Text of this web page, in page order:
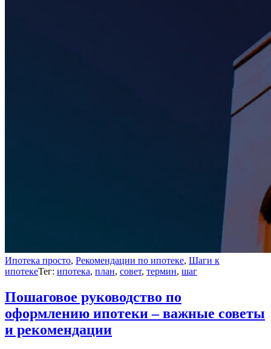
Ипотека просто, Рекомендации по ипотеке, Шаги к
ипотекеТег: ипотека, план, совет, термин, шаг
Пошаговое руководство по
оформлению ипотеки – важные советы
и рекомендации